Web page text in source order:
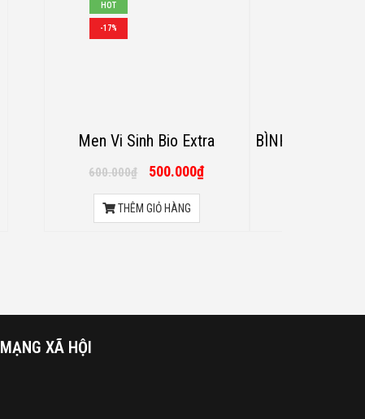
HOT
-17%
Men Vi Sinh Bio Extra
600.000₫ 500.000₫
THÊM GIỎ HÀNG
BÌNH PHUN
MẠNG XÃ HỘI